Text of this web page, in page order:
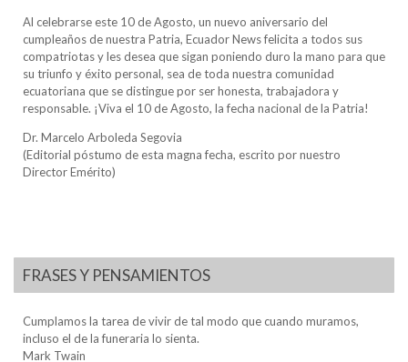
Al celebrarse este 10 de Agosto, un nuevo aniversario del
cumpleaños de nuestra Patria, Ecuador News felicita a todos sus
compatriotas y les desea que sigan poniendo duro la mano para que
su triunfo y éxito personal, sea de toda nuestra comunidad
ecuatoriana que se distingue por ser honesta, trabajadora y
responsable. ¡Viva el 10 de Agosto, la fecha nacional de la Patria!
Dr. Marcelo Arboleda Segovia
(Editorial póstumo de esta magna fecha, escrito por nuestro
Director Emérito)
FRASES Y PENSAMIENTOS
Cumplamos la tarea de vivir de tal modo que cuando muramos,
incluso el de la funeraria lo sienta.
Mark Twain